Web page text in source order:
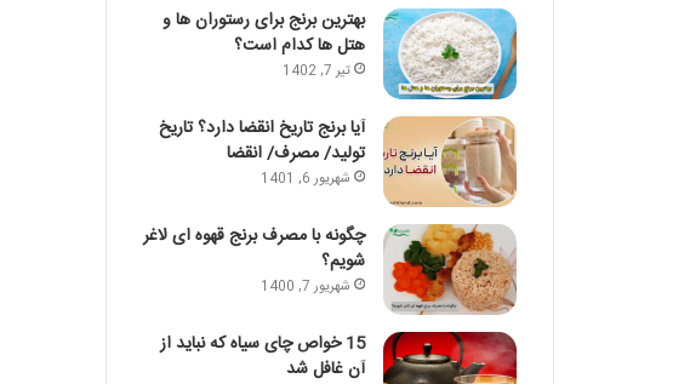
بهترین برنج برای رستوران ها و
هتل ها کدام است؟
تیر 7, 1402
آیا برنج تاریخ انقضا دارد؟ تاریخ
تولید/ مصرف/ انقضا
شهریور 6, 1401
چگونه با مصرف برنج قهوه ای لاغر
شویم؟
شهریور 7, 1400
15 خواص چای سیاه که نباید از
آن غافل شد